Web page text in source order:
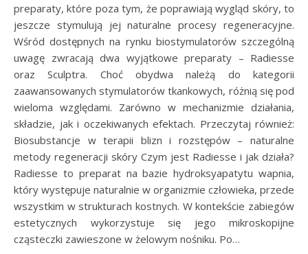
preparaty, które poza tym, że poprawiają wygląd skóry, to
jeszcze stymulują jej naturalne procesy regeneracyjne.
Wśród dostępnych na rynku biostymulatorów szczególną
uwagę zwracają dwa wyjątkowe preparaty – Radiesse
oraz Sculptra. Choć obydwa należą do kategorii
zaawansowanych stymulatorów tkankowych, różnią się pod
wieloma względami. Zarówno w mechanizmie działania,
składzie, jak i oczekiwanych efektach. Przeczytaj również:
Biosubstancje w terapii blizn i rozstępów – naturalne
metody regeneracji skóry Czym jest Radiesse i jak działa?
Radiesse to preparat na bazie hydroksyapatytu wapnia,
który występuje naturalnie w organizmie człowieka, przede
wszystkim w strukturach kostnych. W kontekście zabiegów
estetycznych wykorzystuje się jego mikroskopijne
cząsteczki zawieszone w żelowym nośniku. Po…